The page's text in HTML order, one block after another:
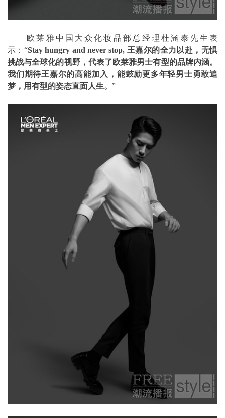
欧莱雅中国大众化妆品部总经理杜涵泰先生表
示：“Stay hungry and never stop, 王嘉尔的全力以赴，无惧
挑战与全球化的视野，代表了欧莱雅男士有型的品牌内涵。
我们期待王嘉尔的高能加入，能鼓励更多年轻男士勇敢追
梦，用有型的姿态直面人生。 ”